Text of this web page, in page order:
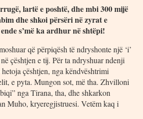
lartë e poshtë, dhe mbi 300 mijë
dhe shkoi përsëri në zyrat e
s’më ka ardhur në shtëpi!
që përpiqësh të ndryshonte një ‘i’
çështjen e tij. Për ta ndryshuar ndenji
çështjen, nga këndvështrimi
e pyta. Mungon sot, më tha. Zhvilloni
nga Tirana, tha, dhe shkarkon
Muho, kryeregjistruesi. Vetëm kaq i